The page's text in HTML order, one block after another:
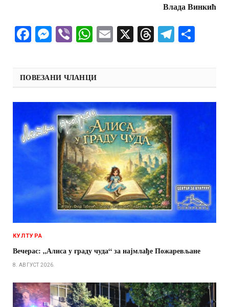
Влада Винкић
Facebook
Messenger
ViberWhatsApp
Email
X Threads
ПОВЕЗАНИ ЧЛАНЦИ
КУЛТУРА
Вечерас: „Алиса у граду чуда“ за најмлађе Пожаревљане
8. АВГУСТ 2026.